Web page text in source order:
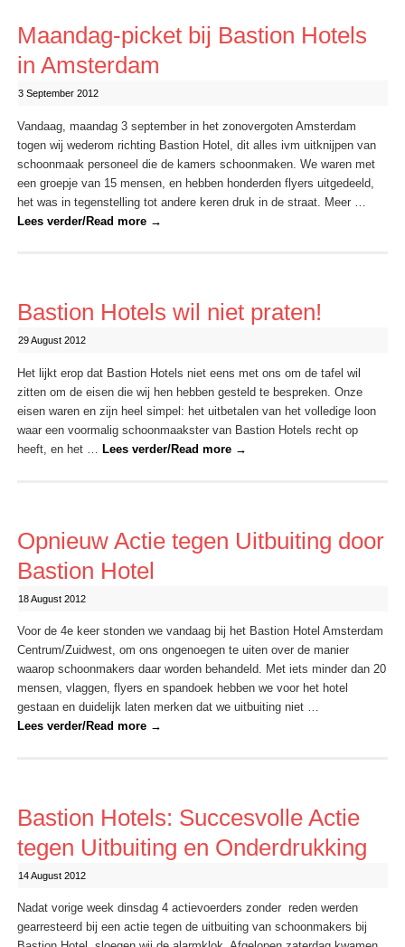
Maandag-picket bij Bastion Hotels
in Amsterdam
3 September 2012
Vandaag, maandag 3 september in het zonovergoten Amsterdam
togen wij wederom richting Bastion Hotel, dit alles ivm uitknijpen van
schoonmaak personeel die de kamers schoonmaken. We waren met
een groepje van 15 mensen, en hebben honderden flyers uitgedeeld,
het was in tegenstelling tot andere keren druk in de straat. Meer …
Lees verder/Read more →
Bastion Hotels wil niet praten!
29 August 2012
Het lijkt erop dat Bastion Hotels niet eens met ons om de tafel wil
zitten om de eisen die wij hen hebben gesteld te bespreken. Onze
eisen waren en zijn heel simpel: het uitbetalen van het volledige loon
waar een voormalig schoonmaakster van Bastion Hotels recht op
heeft, en het … Lees verder/Read more →
Opnieuw Actie tegen Uitbuiting door
Bastion Hotel
18 August 2012
Voor de 4e keer stonden we vandaag bij het Bastion Hotel Amsterdam
Centrum/Zuidwest, om ons ongenoegen te uiten over de manier
waarop schoonmakers daar worden behandeld. Met iets minder dan 20
mensen, vlaggen, flyers en spandoek hebben we voor het hotel
gestaan en duidelijk laten merken dat we uitbuiting niet …
Lees verder/Read more →
Bastion Hotels: Succesvolle Actie
tegen Uitbuiting en Onderdrukking
14 August 2012
Nadat vorige week dinsdag 4 actievoerders zonder reden werden
gearresteerd bij een actie tegen de uitbuiting van schoonmakers bij